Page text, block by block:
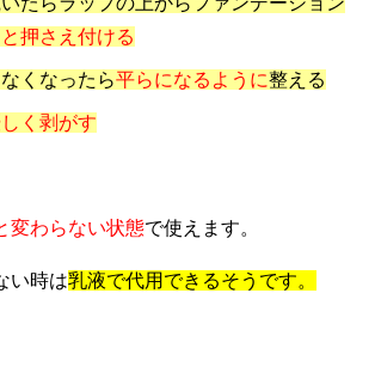
押さえ付ける
くなったら平らになるように整える
く剥がす
変わらない状態で使えます。
い時は乳液で代用できるそうです。